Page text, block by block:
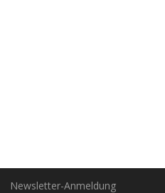
Newsletter-Anmeldung